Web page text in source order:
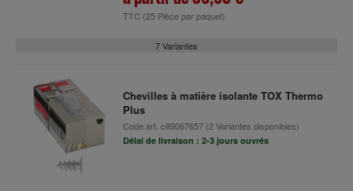
TTC (25 Pièce par paquet)
7 Variantes
Chevilles à matière isolante TOX Thermo
Plus
Code art. c89067657(2 Variantes disponibles)
Délai de livraison : 2-3 jours ouvrés